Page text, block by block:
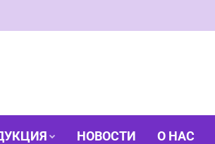
НОВОСТИ О НАС